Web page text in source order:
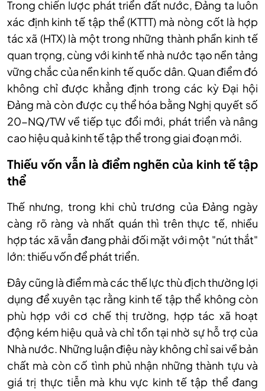
Trong chiến lược phát triển đất nước, Đảng ta luôn
xác định kinh tế tập thể (KTTT) mà nòng cốt là hợp
tác xã (HTX) là một trong những thành phần kinh tế
quan trọng, cùng với kinh tế nhà nước tạo nền tảng
vững chắc của nền kinh tế quốc dân. Quan điểm đó
không chỉ được khẳng định trong các kỳ Đại hội
Đảng mà còn được cụ thể hóa bằng Nghị quyết số
20-NQ/TW về tiếp tục đổi mới, phát triển và nâng
cao hiệu quả kinh tế tập thể trong giai đoạn mới.
Thiếu vốn vẫn là điểm nghẽn của kinh tế tập
thể
Thế nhưng, trong khi chủ trương của Đảng ngày
càng rõ ràng và nhất quán thì trên thực tế, nhiều
hợp tác xã vẫn đang phải đối mặt với một "nút thắt"
lớn: thiếu vốn để phát triển.
Đây cũng là điểm mà các thế lực thù địch thường lợi
dụng để xuyên tạc rằng kinh tế tập thể không còn
phù hợp với cơ chế thị trường, hợp tác xã hoạt
động kém hiệu quả và chỉ tồn tại nhờ sự hỗ trợ của
Nhà nước. Những luận điệu này không chỉ sai về bản
chất mà còn cố tình phủ nhận những thành tựu và
giá trị thực tiễn mà khu vực kinh tế tập thể đang